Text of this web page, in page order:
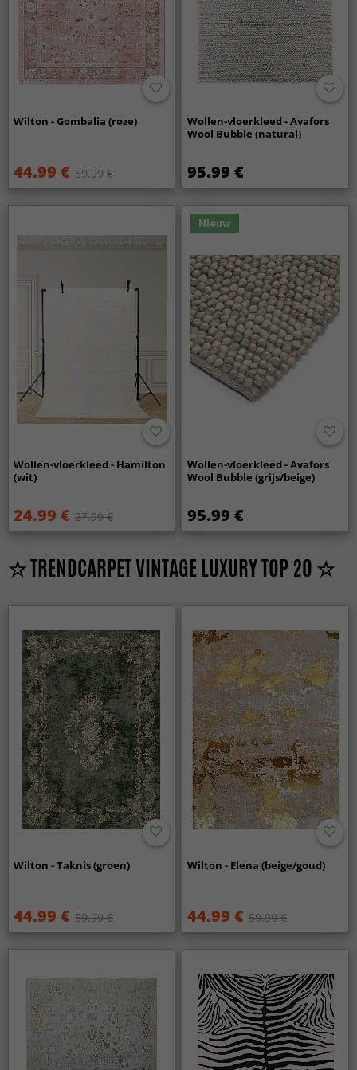
Wilton - Gombalia (roze)
44.99 € 59.99 €
Wollen-vloerkleed - Avafors
Wool Bubble (natural)
95.99 €
Wollen-vloerkleed - Hamilton
(wit)
24.99 € 27.99 €
Nieuw
Wollen-vloerkleed - Avafors
Wool Bubble (grijs/beige)
95.99 €
☆ TRENDCARPET VINTAGE LUXURY TOP 20 ☆
Wilton - Taknis (groen)
44.99 € 59.99 €
Wilton - Elena (beige/goud)
44.99 € 59.99 €